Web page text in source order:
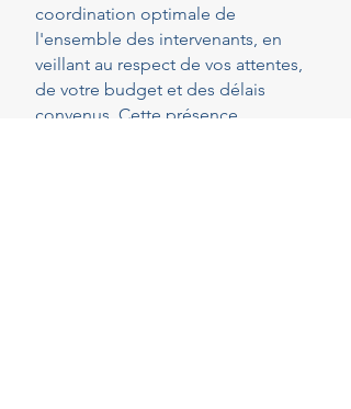
coordination optimale de
l'ensemble des intervenants, en
veillant au respect de vos attentes,
de votre budget et des délais
convenus. Cette présence